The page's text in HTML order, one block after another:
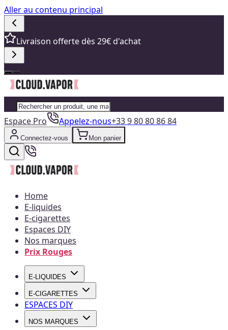
Aller au contenu principal
Livraison offerte dès 29€ d'achat
Espace Pro Appelez-nous+33 9 80 80 86 84
Connectez-vous Mon panier
Home
E-liquides
E-cigarettes
Espaces DIY
Nos marques
Prix Rouges
E-LIQUIDES
E-CIGARETTES
ESPACES DIY
NOS MARQUES